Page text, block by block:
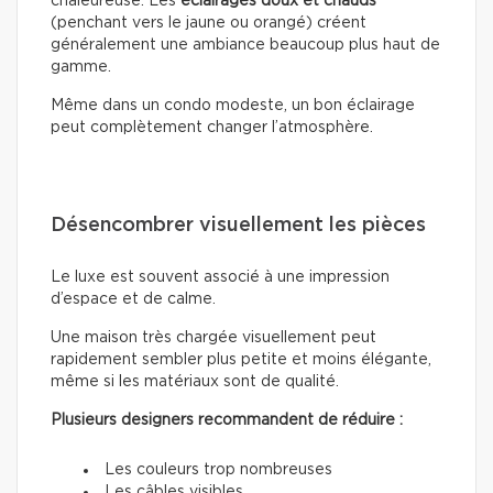
(penchant vers le jaune ou orangé) créent
généralement une ambiance beaucoup plus haut de
gamme.
Même dans un condo modeste, un bon éclairage
peut complètement changer l’atmosphère.
Désencombrer visuellement les pièces
Le luxe est souvent associé à une impression
d’espace et de calme.
Une maison très chargée visuellement peut
rapidement sembler plus petite et moins élégante,
même si les matériaux sont de qualité.
Plusieurs designers recommandent de réduire :
Les couleurs trop nombreuses